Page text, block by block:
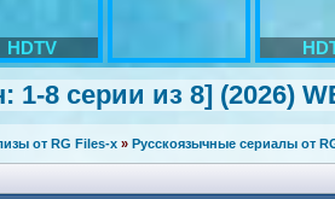
HDTV
1-8 серии из 8] (2026)
от RG Files-x » Русскоязычные сериалы от